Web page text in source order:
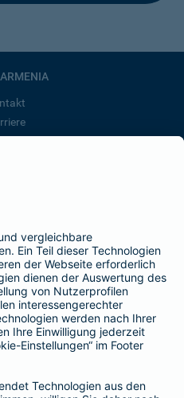
BarmeniaGothaer
SEITEN